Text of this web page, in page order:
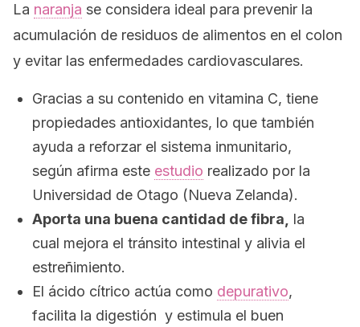
La naranja se considera ideal para prevenir la
acumulación de residuos de alimentos en el colon
y evitar las enfermedades cardiovasculares.
Gracias a su contenido en vitamina C, tiene
propiedades antioxidantes, lo que también
ayuda a reforzar el sistema inmunitario,
según afirma este estudio realizado por la
Universidad de Otago (Nueva Zelanda).
Aporta una buena cantidad de fibra,
la
cual mejora el tránsito intestinal y alivia el
estreñimiento.
El ácido cítrico actúa como depurativo,
facilita la digestión y estimula el buen